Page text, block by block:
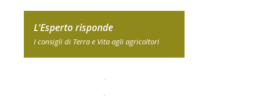
L'Esperto risponde
I consigli di Terra e Vita agli agricoltori